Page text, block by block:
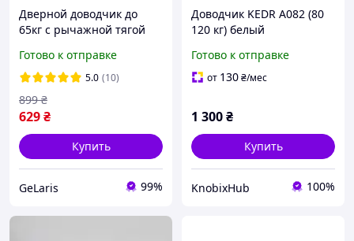
Дверной доводчик до
65кг с рычажной тягой
Доводчик дверной /
Доводчик на входную
дверь
Готово к отправке
5.0 (10)
629₴
899 ₴
Купить
GeLaris 99%
Доводчик KEDR A082 (80
120 кг) белый
Готово к отправке
от 130₴/мес
1 300₴
Купить
KnobixHub 100%